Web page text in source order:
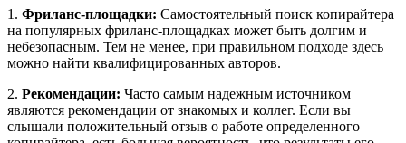
1. Фриланс-площадки: Самостоятельный поиск копирайтера
на популярных фриланс-площадках может быть долгим и
небезопасным. Тем не менее, при правильном подходе здесь
можно найти квалифицированных авторов.
2. Рекомендации: Часто самым надежным источником
являются рекомендации от знакомых и коллег. Если вы
слышали положительный отзыв о работе определенного